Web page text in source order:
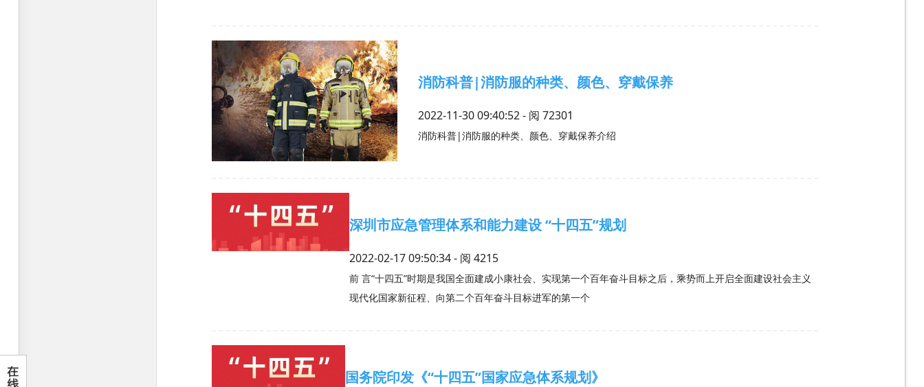
消防科普|消防服的种类、颜色、穿戴保养
2022-11-30 09:40:52 - 阅 72301
消防科普|消防服的种类、颜色、穿戴保养介绍
深圳市应急管理体系和能力建设 “十四五”规划
2022-02-17 09:50:34 - 阅 4215
前 言“十四五”时期是我国全面建成小康社会、实现第一个百年奋斗目标之后，乘势而上开启全面建设社会主义
现代化国家新征程、向第二个百年奋斗目标进军的第一个
国务院印发《“十四五”国家应急体系规划》